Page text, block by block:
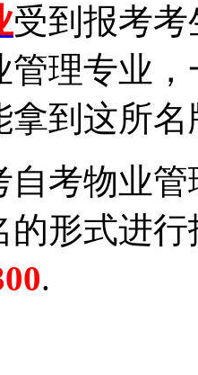
受到报考
管理专业
拿到这所
物业管
的形式进
.